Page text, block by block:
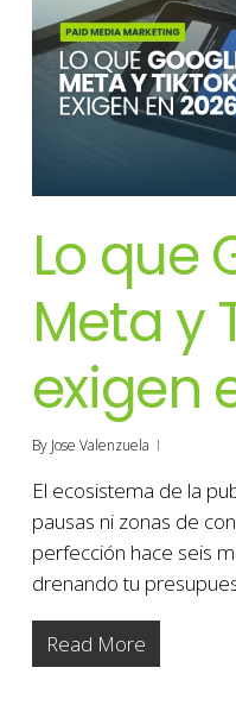
Lo que
Meta y
exigen
By Jose Valenzuela
El ecosistema de la
pausas ni zonas de
perfección hace seis
drenando tu
Read More